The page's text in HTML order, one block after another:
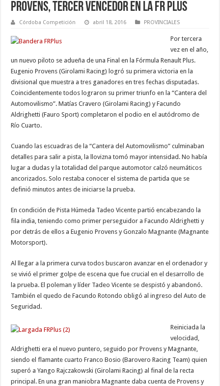
PROVENS, TERCER VENCEDOR EN LA FR PLUS
Córdoba Competición abril 18, 2016 PROVINCIALES
Por tercera
vez en el año,
un nuevo piloto se adueña de una Final en la Fórmula Renault Plus.
Eugenio Provens (Girolami Racing) logró su primera victoria en la
divisional que muestra a tres ganadores en tres fechas disputadas.
Coincidentemente todos lograron su primer triunfo en la “Cantera del
Automovilismo”. Matías Cravero (Girolami Racing) y Facundo
Aldrighetti (Fauro Sport) completaron el podio en el autódromo de
Río Cuarto.
Cuando las escuadras de la “Cantera del Automovilismo” culminaban
detalles para salir a pista, la llovizna tomó mayor intensidad. No había
lugar a dudas y la totalidad del parque automotor calzó neumáticos
ancorizados. Solo restaba conocer el sistema de partida que se
definió minutos antes de iniciarse la prueba.
En condición de Pista Húmeda Tadeo Vicente partió encabezando la
fila india, teniendo como primer perseguidor a Facundo Aldrighetti y
por detrás de ellos a Eugenio Provens y Gonzalo Magnante (Magnante
Motorsport).
Al llegar a la primera curva todos buscaron avanzar en el ordenador y
se vivió el primer golpe de escena que fue crucial en el desarrollo de
la prueba. El poleman y líder Tadeo Vicente se despistó y abandonó.
También el quedo de Facundo Rotondo obligó al ingreso del Auto de
Seguridad.
Reiniciada la
velocidad,
Aldrighetti era el nuevo puntero, seguido por Provens y Magnante,
siendo el flamante cuarto Franco Bosio (Barovero Racing Team) quien
superó a Yango Rajczakowski (Girolami Racing) al final de la recta
principal. En una gran maniobra Magnante daba cuenta de Provens y